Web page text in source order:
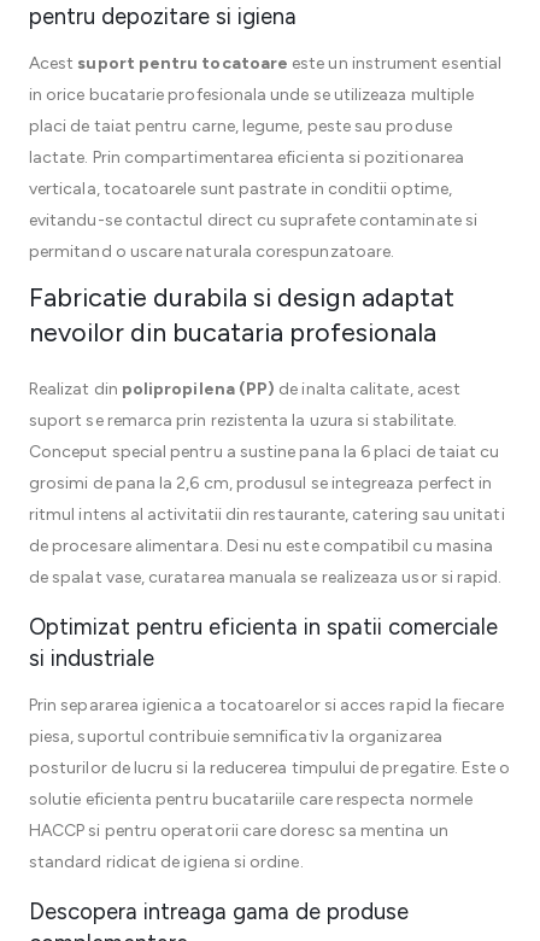
pentru depozitare si igiena
Acest suport pentru tocatoare este un instrument esential
in orice bucatarie profesionala unde se utilizeaza multiple
placi de taiat pentru carne, legume, peste sau produse
lactate. Prin compartimentarea eficienta si pozitionarea
verticala, tocatoarele sunt pastrate in conditii optime,
evitandu-se contactul direct cu suprafete contaminate si
permitand o uscare naturala corespunzatoare.
Fabricatie durabila si design adaptat
nevoilor din bucataria profesionala
Realizat din polipropilena (PP) de inalta calitate, acest
suport se remarca prin rezistenta la uzura si stabilitate.
Conceput special pentru a sustine pana la 6 placi de taiat cu
grosimi de pana la 2,6 cm, produsul se integreaza perfect in
ritmul intens al activitatii din restaurante, catering sau unitati
de procesare alimentara. Desi nu este compatibil cu masina
de spalat vase, curatarea manuala se realizeaza usor si rapid.
Optimizat pentru eficienta in spatii comerciale
si industriale
Prin separarea igienica a tocatoarelor si acces rapid la fiecare
piesa, suportul contribuie semnificativ la organizarea
posturilor de lucru si la reducerea timpului de pregatire. Este o
solutie eficienta pentru bucatariile care respecta normele
HACCP si pentru operatorii care doresc sa mentina un
standard ridicat de igiena si ordine.
Descopera intreaga gama de produse